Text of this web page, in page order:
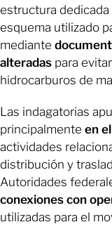
estructura dedicada
esquema utilizado
mediante
alteradas para
hidrocarburos de
Las indagatorias
principalmente en
actividades
distribución y
Autoridades
conexiones con
utilizadas para el